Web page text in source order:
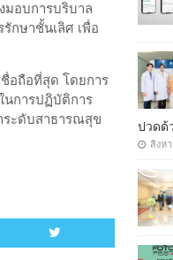
มอบการบริบาล
กษาชั้นเลิศ เพื่อ
อถือที่สุด โดยการ
นการปฏิบัติการ
ระดับสาธารณสุข
ปวดด้
สิงห